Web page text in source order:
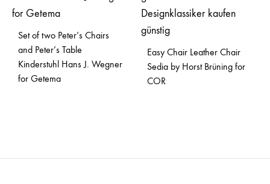
Set of two Peter’s Chairs
and Peter’s Table
Kinderstuhl Hans J. Wegner
for Getema
Easy Chair Leather Chair
Sedia by Horst Brüning for
COR